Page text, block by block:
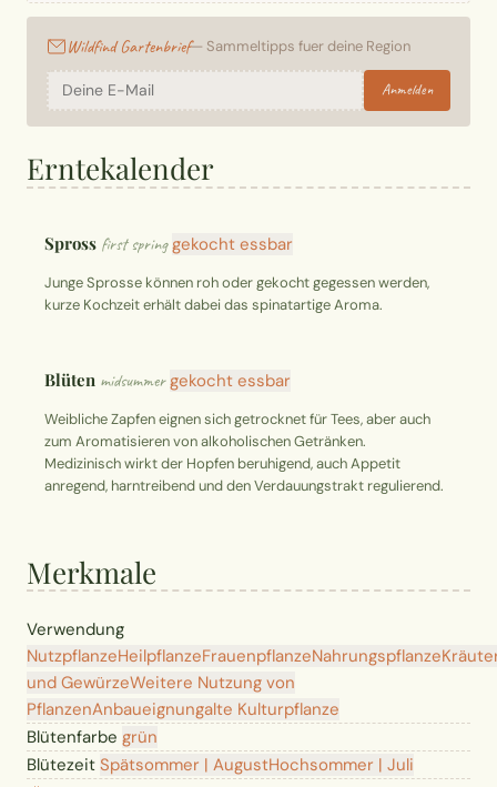
Wildfind Gartenbrief— Sammeltipps fuer deine Region
Anmelden
Erntekalender
Spross first spring gekocht essbar
Junge Sprosse können roh oder gekocht gegessen werden,
kurze Kochzeit erhält dabei das spinatartige Aroma.
Blüten midsummer gekocht essbar
Weibliche Zapfen eignen sich getrocknet für Tees, aber auch
zum Aromatisieren von alkoholischen Getränken.
Medizinisch wirkt der Hopfen beruhigend, auch Appetit
anregend, harntreibend und den Verdauungstrakt regulierend.
Merkmale
Verwendung
NutzpflanzeHeilpflanzeFrauenpflanzeNahrungspflanze
und GewürzeWeitere Nutzung von
PflanzenAnbaueignungalte Kulturpflanze
Blütenfarbe grün
Blütezeit Spätsommer | AugustHochsommer | Juli